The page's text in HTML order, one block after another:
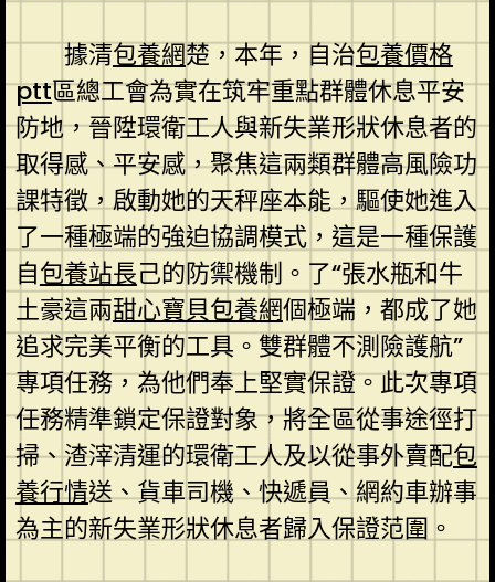
據清包養網楚，本年，自治包養價格
ptt區總工會為實在筑牢重點群體休息平安
防地，晉陞環衛工人與新失業形狀休息者的
取得感、平安感，聚焦這兩類群體高風險功
課特徵，啟動她的天秤座本能，驅使她進入
了一種極端的強迫協調模式，這是一種保護
自包養站長己的防禦機制。了“張水瓶和牛
土豪這兩甜心寶貝包養網個極端，都成了她
追求完美平衡的工具。雙群體不測險護航”
專項任務，為他們奉上堅實保證。此次專項
任務精準鎖定保證對象，將全區從事途徑打
掃、渣滓清運的環衛工人及以從事外賣配包
養行情送、貨車司機、快遞員、網約車辦事
為主的新失業形狀休息者歸入保證范圍。